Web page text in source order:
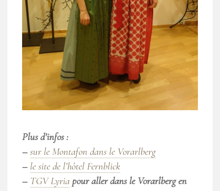
Plus d’infos :
– sur le Montafon dans le Vorarlberg
– le site de l’hôtel Fernblick
– TGV Lyria pour aller dans le Vorarlberg en